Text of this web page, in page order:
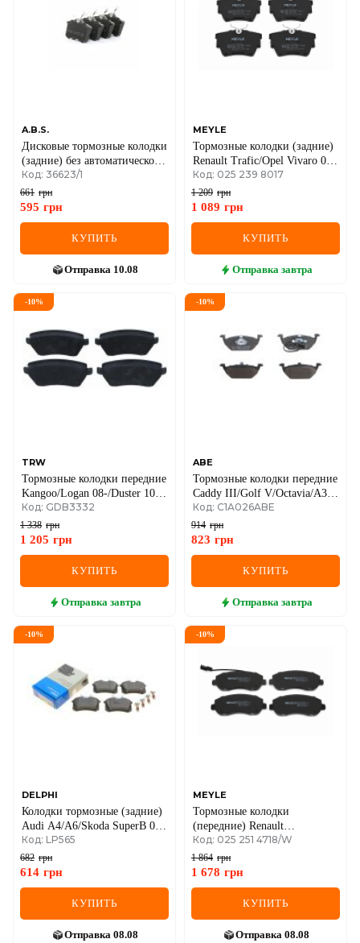
A.B.S.
Дисковые тормозные колодки
(задние) без автоматического
стояночного тормоза Renault
Megane III + IV
Код: 36623/1
661 грн
595 грн
КУПИТЬ
Отправка 10.08
MEYLE
Тормозные колодки (задние)
Renault Trafic/Opel Vivaro 01-
2.0
Код: 025 239 8017
1 209 грн
1 089 грн
КУПИТЬ
Отправка завтра
-10%
TRW
Тормозные колодки передние
Kangoo/Logan 08-/Duster 10-
(TRW)
Код: GDB3332
1 338 грн
1 205 грн
КУПИТЬ
Отправка завтра
-10%
ABE
Тормозные колодки передние
Caddy III/Golf V/Octavia/A3
03- (с датчиком)
Код: C1A026ABE
914 грн
823 грн
КУПИТЬ
Отправка завтра
-10%
DELPHI
Колодки тормозные (задние)
Audi A4/A6/Skoda SuperB 01-
09/Renault Clio 05-14/VW
Golf/Passat 84-02
Код: LP565
682 грн
614 грн
КУПИТЬ
Отправка 08.08
-10%
MEYLE
Тормозные колодки
(передние) Renault
Master/Opel Movano 10-
Код: 025 251 4718/W
1 864 грн
1 678 грн
КУПИТЬ
Отправка 08.08